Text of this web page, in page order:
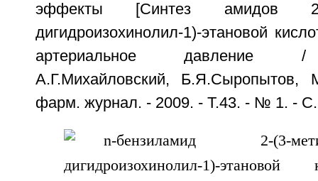
эффекты [Синтез амидов 2-
дигидроизохинолил-1)-этановой
артериальное давление /
А.Г.Михайловский,
фарм. журнал. - 2009. - Т.43. - № 1. -